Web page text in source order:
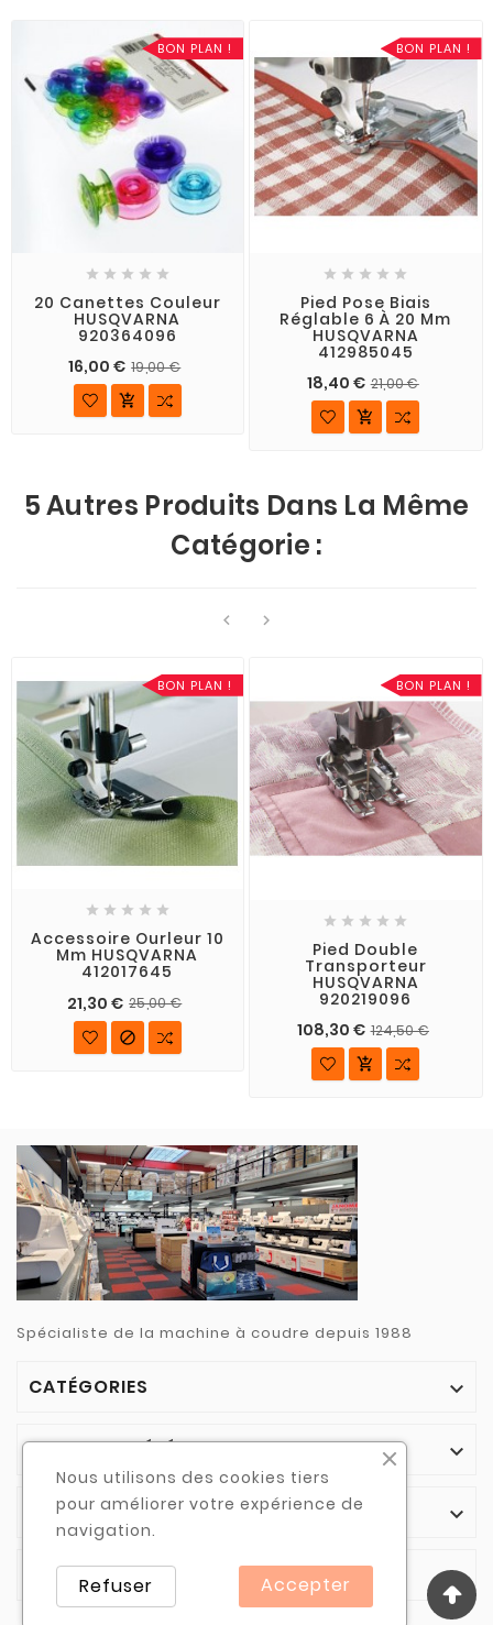
BON PLAN !
    
20 Canettes Couleur
HUSQVARNA
920364096
16,00 € 19,00 €

BON PLAN !
    
Pied Pose Biais
Réglable 6 À 20 Mm
HUSQVARNA
412985045
18,40 € 21,00 €

5 Autres Produits Dans La Même
Catégorie :
 
BON PLAN !
    
Accessoire Ourleur 10
Mm HUSQVARNA
412017645
21,30 € 25,00 €

BON PLAN !
    
Pied Double
Transporteur
HUSQVARNA
920219096
108,30 € 124,50 €

Spécialiste de la machine à coudre depuis 1988
CATÉGORIES 
NOTRE SOCIÉTÉ 
VOTRE COMPTE 
INFORMATIONS 
Nous utilisons des cookies tiers
pour améliorer votre expérience de
navigation.
Accepter
Refuser